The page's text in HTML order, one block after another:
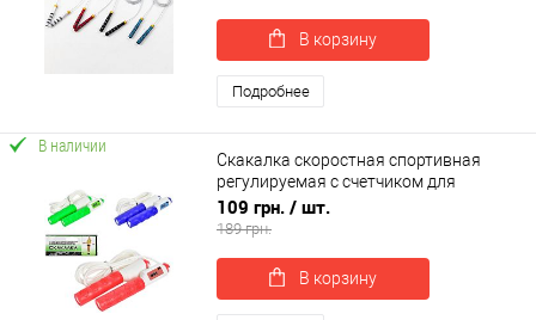
В корзину
Подробнее
В наличии
Скакалка скоростная спортивная
регулируемая с счетчиком для
кроссфита, бокса, фитнеса 270 см
OSPORT (MS 3316)
109 грн. / шт.
189 грн.
В корзину